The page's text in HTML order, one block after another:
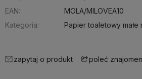
EAN:
MOLA/MILOVEA10
Kategoria:
Papier toaletowy małe
zapytaj o produkt poleć